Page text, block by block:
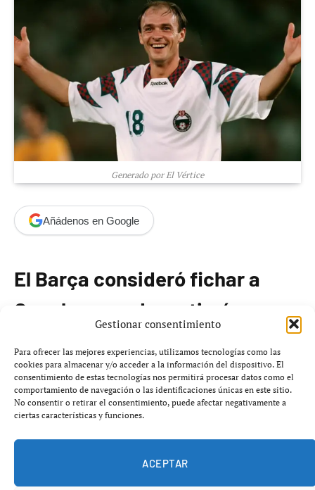
Gestionar consentimiento
Para ofrecer las mejores experiencias, utilizamos tecnologías como las
cookies para almacenar y/o acceder a la información del dispositivo. El
consentimiento de estas tecnologías nos permitirá procesar datos como el
comportamiento de navegación o las identificaciones únicas en este sitio.
No consentir o retirar el consentimiento, puede afectar negativamente a
ciertas características y funciones.
ACEPTAR
Generado por El Vértice
Añádenos en Google
El Barça consideró fichar a
Onopko pero desestimó su
Viktor Onopko, exfutbolista ruso, llegó a España en
enero de 1996 al fichar por elReal Oviedoprocedente
delSpartak de Moscú. Durante su estancia en el club
asturiano, Onopko disputó un total de214 partidos en
7 golesen seis temporadas,